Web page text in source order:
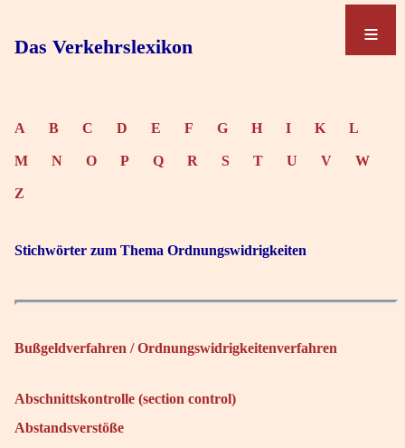
Das Verkehrslexikon ≡
≡
A B C D E F G H I K L
M N O P Q R S T U V W
Z
Stichwörter zum Thema Ordnungswidrigkeiten
Bußgeldverfahren / Ordnungswidrigkeitenverfahren
Abschnittskontrolle (section control)
Abstandsverstöße